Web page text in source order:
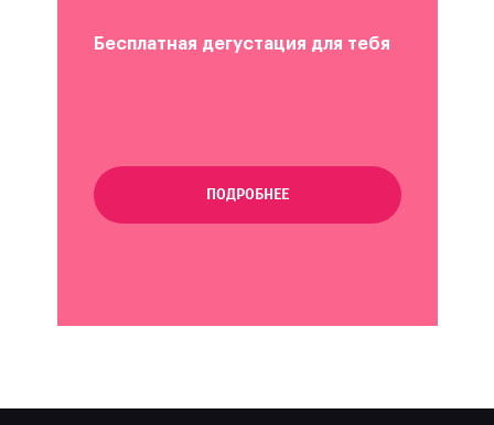
Бесплатная дегустация для тебя
ПОДРОБНЕЕ